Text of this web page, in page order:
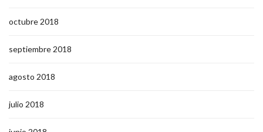
octubre 2018
septiembre 2018
agosto 2018
julio 2018